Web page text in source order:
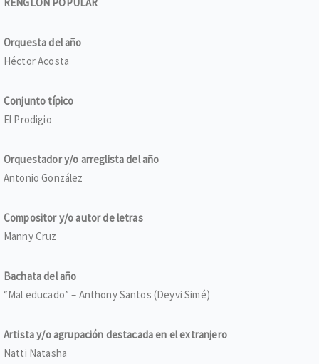
Orquesta del año
Héctor Acosta
Conjunto típico
El Prodigio
Orquestador y/o arreglista del año
Antonio González
Compositor y/o autor de letras
Manny Cruz
Bachata del año
“Mal educado” – Anthony Santos (Deyvi Simé)
Artista y/o agrupación destacada en el extranjero
Natti Natasha